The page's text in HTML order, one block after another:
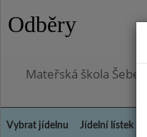
Odběry
Mateřská škola
Vybrat jídelnu Jídelní lístek